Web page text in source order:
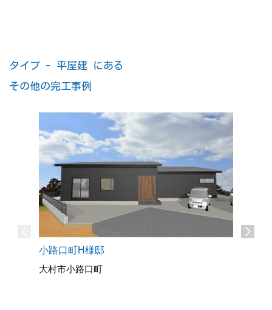
タイプ - 平屋建 にある
その他の完工事例
小路口町H様邸
大村市小路口町